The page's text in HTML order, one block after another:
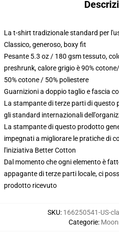
La t-shirt tradizionale standard per
Classico, generoso, boxy fit
Pesante 5.3 oz / 180 gsm tessuto,
preshrunk, calore grigio è 90%
50% cotone / 50% poliestere
Guarnizioni a doppio taglio e fascia
La stampante di terze parti di
gli standard internazionali
La stampante di questo prodotto
impegnati a migliorare le pratiche di
l'iniziativa Better Cotton
Dal momento che ogni elemento è
appagante di terze parti locale, ci
prodotto ricevuto
SKU: 166250541-US-
Categorie: